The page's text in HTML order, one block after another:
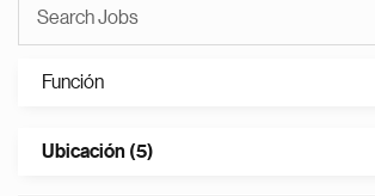
Función
Ubicación (5)